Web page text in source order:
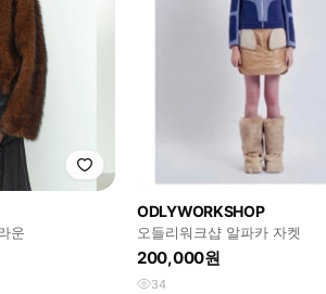
운
ODLYWORKSHOP
오들리워크샵 알파카 자켓
200,000원
34